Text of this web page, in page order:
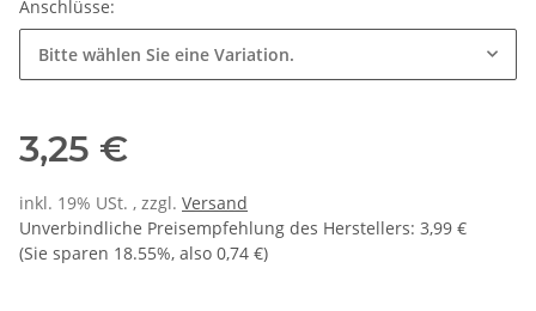
Anschlüsse:
Bitte wählen Sie eine Variation.
3,25 €
inkl. 19% USt. , zzgl. Versand
Unverbindliche Preisempfehlung des Herstellers: 3,99 €
(Sie sparen 18.55%, also 0,74 €)